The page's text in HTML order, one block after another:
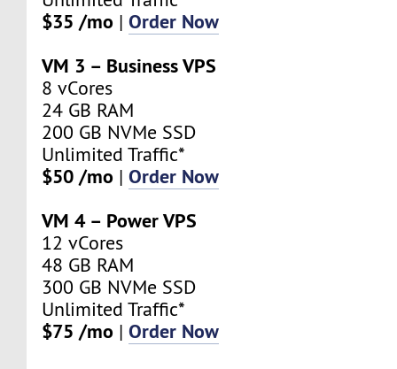
$35 /mo |Order Now
VM 3 – Business VPS
8 vCores
24 GB RAM
200 GB NVMe SSD
Unlimited Traffic*
$50 /mo |Order Now
VM 4 – Power VPS
12 vCores
48 GB RAM
300 GB NVMe SSD
Unlimited Traffic*
$75 /mo |Order Now